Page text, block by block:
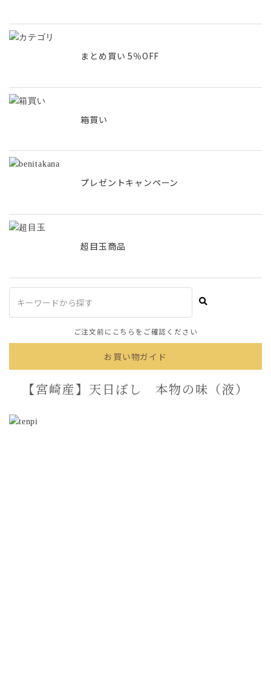
まとめ買い 5％OFF
箱買い
プレゼントキャンペーン
超目玉商品
ご注文前にこちらをご確認ください
お買い物ガイド
【宮崎産】天日ぼし 本物の味（液）